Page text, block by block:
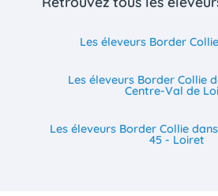
Les éleveurs Border
Les éleveurs Border Collie
Centre-Val de
Les éleveurs Border Collie
45 - Loiret